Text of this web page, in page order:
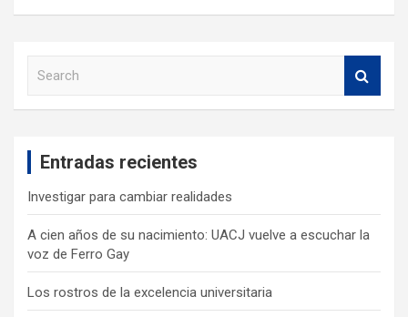
Entradas recientes
Investigar para cambiar realidades
A cien años de su nacimiento: UACJ vuelve a escuchar la
voz de Ferro Gay
Los rostros de la excelencia universitaria